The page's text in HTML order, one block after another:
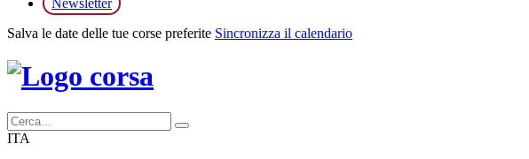
Newsletter
Salva le date delle tue corse preferite Sincronizza il calendario
ITA